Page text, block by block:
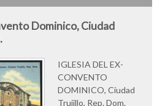
Dominico, Ciudad
IGLESIA DEL EX-
CONVENTO
DOMINICO, Ciudad
Trujillo, Rep. Dom.